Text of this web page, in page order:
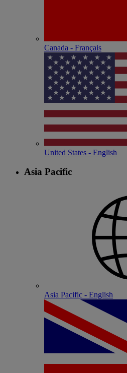
Canada - Français
United States - English
Asia Pacific
Asia Pacific - English